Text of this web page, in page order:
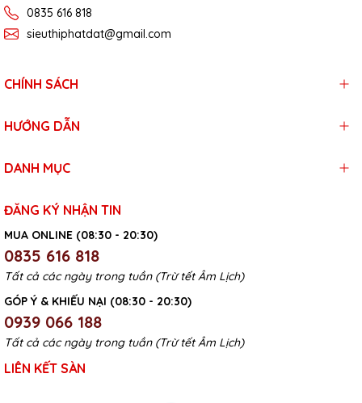
0835 616 818
sieuthiphatdat@gmail.com
CHÍNH SÁCH
HƯỚNG DẪN
DANH MỤC
ĐĂNG KÝ NHẬN TIN
MUA ONLINE (08:30 - 20:30)
0835 616 818
Tất cả các ngày trong tuần (Trừ tết Âm Lịch)
GÓP Ý & KHIẾU NẠI (08:30 - 20:30)
0939 066 188
Tất cả các ngày trong tuần (Trừ tết Âm Lịch)
LIÊN KẾT SÀN